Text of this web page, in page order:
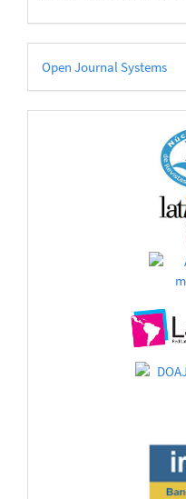
Desarrollado
por
Open Journal Systems
CATÁLOGOS